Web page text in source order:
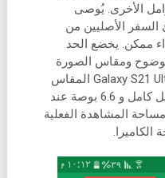
الأخرى. يُوصى
السفر الأصليين من
ممكن. يخضع الحد
ومقاس الصورة
الأصلية. حجم شاشة هاتف Galaxy S21 Ultra 5G المقاس
قطرياً 6.8 بوصة في شكل مستطيل كامل و 6.6 بوصة عند
المشاهدة الفعلية
الكاميرا.